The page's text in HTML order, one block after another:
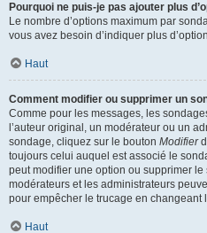
Pourquoi ne puis-je pas ajouter plus
Le nombre d’options maximum par
vous avez besoin d’indiquer plus
Haut
Comment modifier ou supprimer un
Comme pour les messages, les
l’auteur original, un modérateur ou un
sondage, cliquez sur le bouton Modifier
toujours celui auquel est associé le
peut modifier une option ou supprimer
modérateurs et les administrateurs
pour empêcher le trucage en changeant
Haut